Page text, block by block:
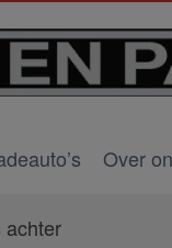
Over
achter